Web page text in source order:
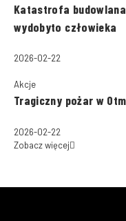
Katastrofa
wydobyto człowieka
2026-02-22
Akcje
Tragiczny pożar w
2026-02-22
Zobacz więcej